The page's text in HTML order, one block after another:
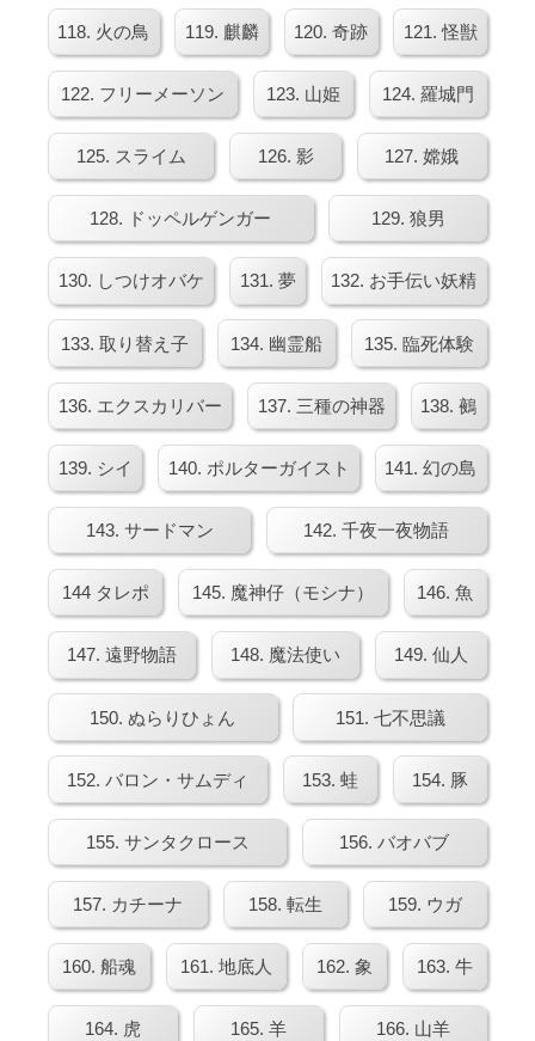
118. 火の鳥 119. 麒麟 120. 奇跡 121. 怪獣
122. フリーメーソン 123. 山姫 124. 羅城門
125. スライム 126. 影 127. 嫦娥
128. ドッペルゲンガー 129. 狼男
130. しつけオバケ 131. 夢 132. お手伝い妖精
133. 取り替え子 134. 幽霊船 135. 臨死体験
136. エクスカリバー 137. 三種の神器 138. 鵺
139. シイ 140. ポルターガイスト 141. 幻の島
143. サードマン 142. 千夜一夜物語
144 タレポ 145. 魔神仔（モシナ） 146. 魚
147. 遠野物語 148. 魔法使い 149. 仙人
150. ぬらりひょん 151. 七不思議
152. バロン・サムディ 153. 蛙 154. 豚
155. サンタクロース 156. バオバブ
157. カチーナ 158. 転生 159. ウガ
160. 船魂 161. 地底人 162. 象 163. 牛
164. 虎 165. 羊 166. 山羊